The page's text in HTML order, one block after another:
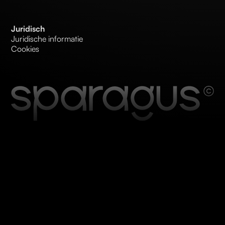
Juridisch
Juridische informatie
Cookies